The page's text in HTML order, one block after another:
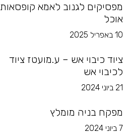
מפסיקים לגנוב לאמא קופסאות
אוכל
10 באפריל 2025
ציוד כיבוי אש – ע.מועטז ציוד
לכיבוי אש
21 ביוני 2024
מפקח בניה מומלץ
7 ביוני 2024